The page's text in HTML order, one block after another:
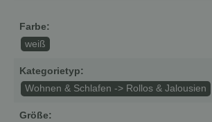
Farbe:
weiß
Kategorietyp:
Wohnen & Schlafen -> Rollos & Jalousien
Größe: